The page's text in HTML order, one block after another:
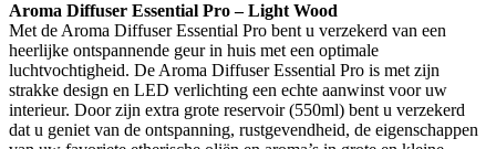
keuze
aantal
Aroma Diffuser Essential Pro – Light Wood
Met de Aroma Diffuser Essential Pro bent u verzekerd van een
heerlijke ontspannende geur in huis met een optimale
luchtvochtigheid. De Aroma Diffuser Essential Pro is met zijn
strakke design en LED verlichting een echte aanwinst voor uw
interieur. Door zijn extra grote reservoir (550ml) bent u verzekerd
dat u geniet van de ontspanning, rustgevendheid, de eigenschappen